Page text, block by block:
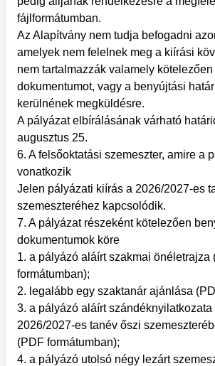
fájlformátumban.
Az Alapítvány nem tudja befogadni
amelyek nem felelnek meg a kiírási
nem tartalmazzák valamely
dokumentumot, vagy a benyújtási
kerülnének megküldésre.
A pályázat elbírálásának várható
augusztus 25.
6. A felsőoktatási szemeszter, amire a
vonatkozik
Jelen pályázati kiírás a 2026/2027-es
szemeszteréhez kapcsolódik.
7. A pályázat részeként kötelezően
dokumentumok köre
1. a pályázó aláírt szakmai önéletrajza
formátumban);
2. legalább egy szaktanár ajánlása
3. a pályázó aláírt szándéknyilatkozata
2026/2027-es tanév őszi
(PDF formátumban);
4. a pályázó utolsó négy lezárt